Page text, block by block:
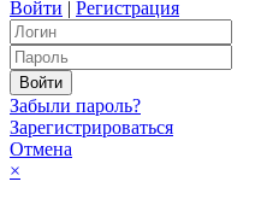
Войти | Регистрация
Забыли пароль?
Зарегистрироваться
Отмена
×